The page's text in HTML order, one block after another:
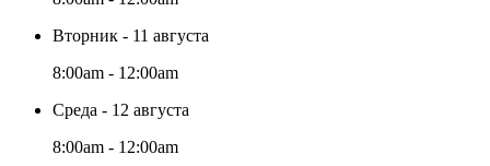
Вторник - 11 августа
8:00am - 12:00am
Среда - 12 августа
8:00am - 12:00am